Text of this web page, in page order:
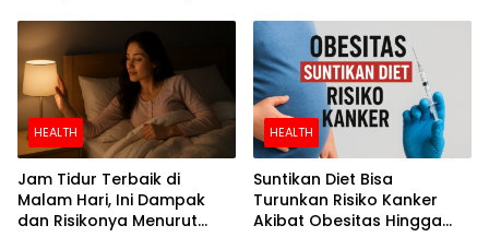
HEALTH
Jam Tidur Terbaik di
Malam Hari, Ini Dampak
dan Risikonya Menurut
HEALTH
Suntikan Diet Bisa
Turunkan Risiko Kanker
Akibat Obesitas Hingga